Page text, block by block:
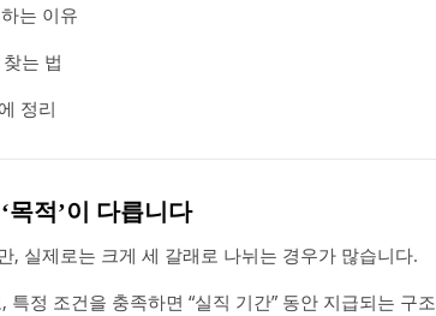
는 이유
는 법
정리
적’이 다릅니다
, 실제로는 크게 세 갈래로 나뉘는 경우가 많습니다.
정 조건을 충족하면 “실직 기간” 동안 지급되는 구조